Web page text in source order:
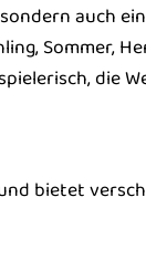
auch
Sommer,
die
bietet